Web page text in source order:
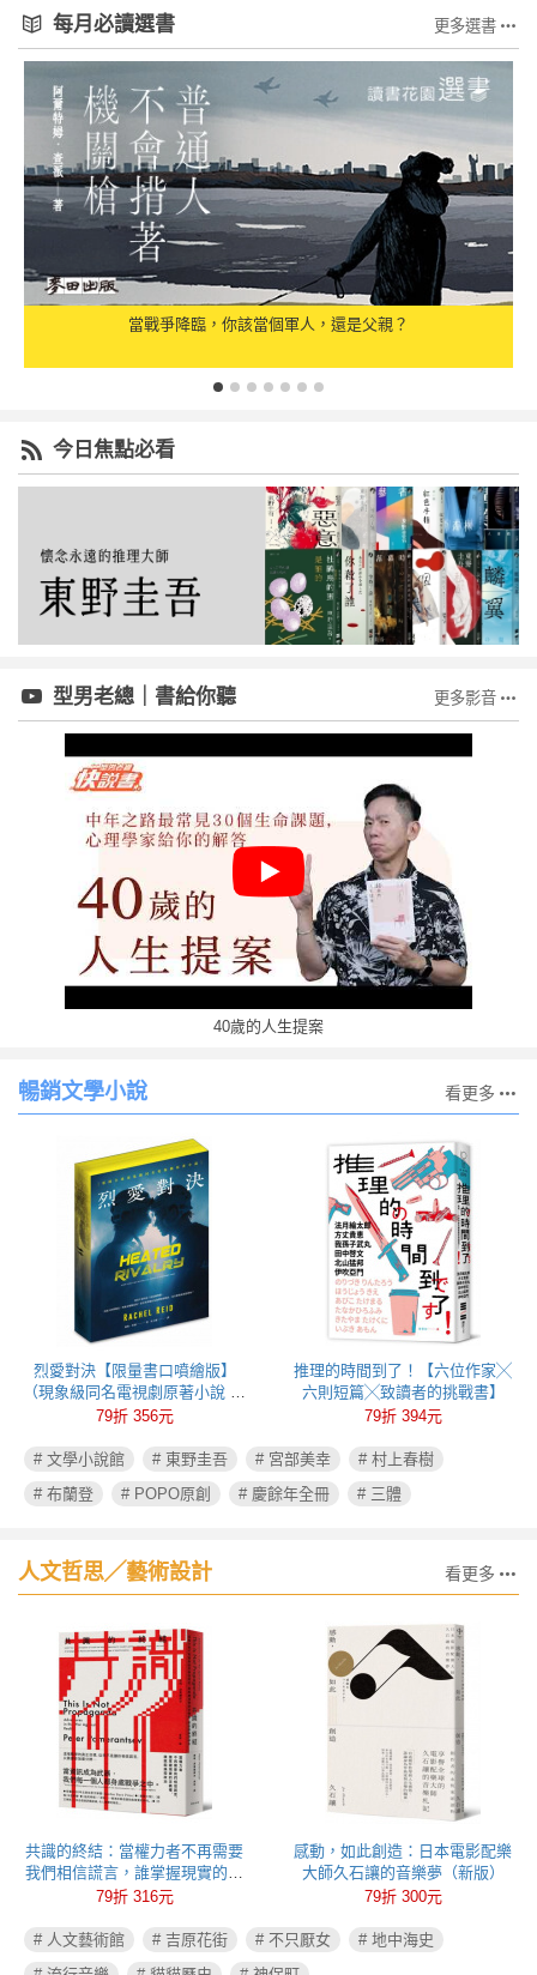
每月必讀選書 更多選書
當戰爭降臨，你該當個軍人，還是父親？
今日焦點必看
型男老總｜書給你聽 更多影音
40歲的人生提案
暢銷文學小說 看更多
烈愛對決【限量書口噴繪版】
（現象級同名電視劇原著小說 全
球冰球羅曼史狂潮代表作）
79折 356元
推理的時間到了！【六位作家╳
六則短篇╳致讀者的挑戰書】
79折 394元
# 文學小說館 # 東野圭吾 # 宮部美幸
# 村上春樹
# 布蘭登
# POPO原創 # 慶餘年全冊 # 三體
人文哲思╱藝術設計 看更多
共識的終結：當權力者不再需要
我們相信謊言，誰掌握現實的定
義權，誰就能操控政治
79折 316元
感動，如此創造：日本電影配樂
大師久石讓的音樂夢（新版）
79折 300元
# 人文藝術館 # 吉原花街 # 不只厭女
# 地中海史